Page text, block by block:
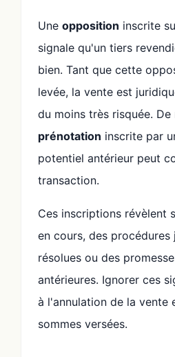
Une opposition inscrite
signale qu'un tiers
bien. Tant que cette
levée, la vente est
du moins très risquée. De
prénotation inscrite par
potentiel antérieur peut
transaction.
Ces inscriptions révèlent
en cours, des procédures
résolues ou des
antérieures. Ignorer ces
à l'annulation de la vente
sommes versées.